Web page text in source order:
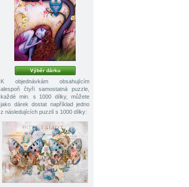
Výběr dárku
K objednávkám obsahujícím
alespoň čtyři samostatná puzzle,
každé min. s 1000 dílky, můžete
jako dárek dostat například jedno
z následujících puzzlí s 1000 dílky: